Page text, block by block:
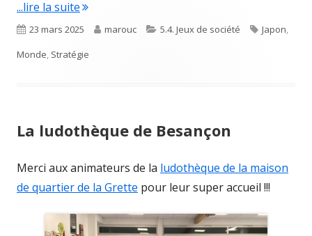
...lire la suite"Takenoko"
Published
on
23 mars 2025 Author
marouc Categories
5.4. Jeux de société Tags
Japon,
Monde, Stratégie
La ludothèque de Besançon
Merci aux animateurs de la ludothèque de la maison
de quartier de la Grette pour leur super accueil !!!